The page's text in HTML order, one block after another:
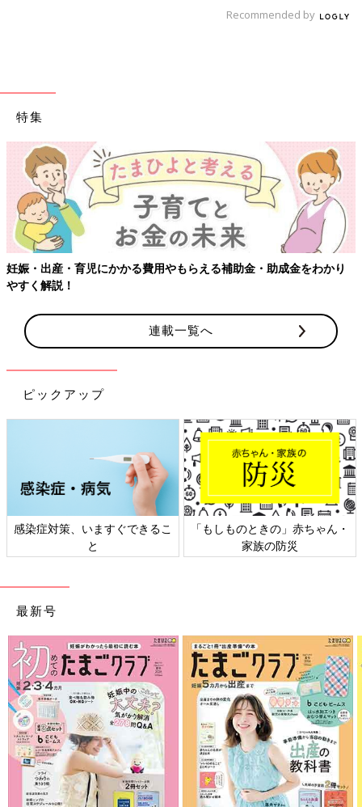
Recommended by
特集
妊娠・出産・育児にかかる費用やもらえる補助金・助成金をわかり
やすく解説！
連載一覧へ
ピックアップ
感染症対策、いますぐできるこ
と
「もしものときの」赤ちゃん・
家族の防災
最新号